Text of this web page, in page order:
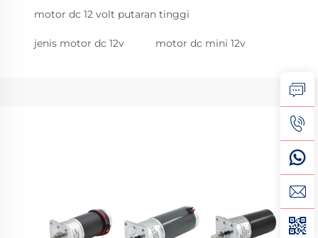
motor dc 12 volt putaran tinggi
jenis motor dc 12v motor dc mini 12v